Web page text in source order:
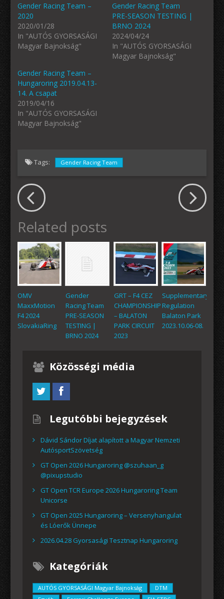
Gender Racing Team –
2020
2020/01/28
In "AUTÓS GYORSASÁGI
Magyar Bajnokság"
Gender Racing Team
PRE-SEASON TESTING |
BRNO 2024
2024/04/24
In "AUTÓS GYORSASÁGI
Magyar Bajnokság"
Gender Racing Team –
Hungaroring 2019.04.13-
14. A csapat
2019/04/16
In "AUTÓS GYORSASÁGI
Magyar Bajnokság"
Tags: Gender Racing Team
Related posts
OMV
MaxxMotion
F4 2024
SlovakiaRing
Gender
Racing Team
PRE-SEASON
TESTING |
BRNO 2024
GRT – F4 CEZ
CHAMPIONSHIP
– BALATON
PARK CIRCUIT
2023
Supplementary
Regulation
Balaton Park
2023.10.06-08.
Közösségi média
Legutóbbi bejegyzések
Dávid Sándor Díjat alapított a Magyar Nemzeti
AutósportSzövetség
GT Open 2026 Hungaroring @szuhaan_g
@pixupstudio
GT Open TCR Europe 2026 Hungaroring Team
Unicorse
GT Open 2025 Hungaroring – Versenyhangulat
és Lóerők Ünnepe
2026.04.28 Gyorsasági Tesztnap Hungaroring
Kategóriák
AUTÓS GYORSASÁGI Magyar Bajnokság
DTM